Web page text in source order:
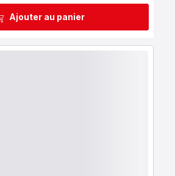
Ajouter au panier